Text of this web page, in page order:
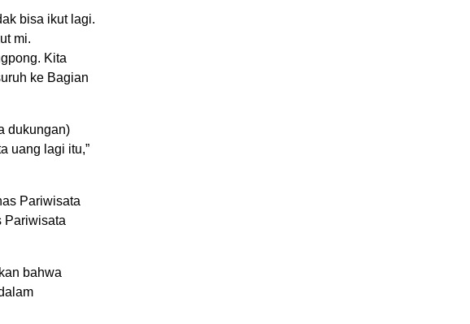
bisa ikut lagi.
mi.
Kita
ke Bagian
dukungan)
uang lagi itu,”
Pariwisata
Pariwisata
bahwa